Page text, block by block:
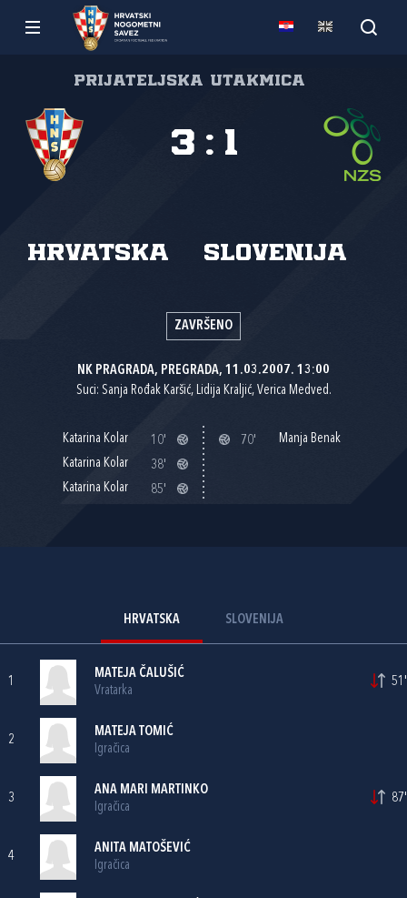
Prijateljska utakmica
Hrvatska Slovenija
3 : 1
ZAVRŠENO
NK PRAGRADA, PREGRADA, 11.03.2007. 13:00
Suci: Sanja Rođak Karšić, Lidija Kraljić, Verica Medved.
Katarina Kolar
10'
Katarina Kolar
38'
Katarina Kolar
85'
70' Manja Benak
HRVATSKA SLOVENIJA
1
MATEJA ČALUŠIĆ
Vratarka
51'
2
MATEJA TOMIĆ
Igračica
3
ANA MARI MARTINKO
Igračica
87'
4
ANITA MATOŠEVIĆ
Igračica